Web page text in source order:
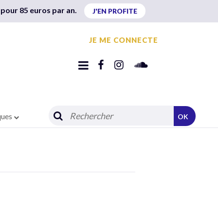
85 euros par an. J'EN PROFITE
JE ME CONNECTE
OK